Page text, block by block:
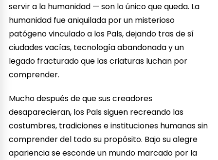
servir a la humanidad — son lo único que queda. La
humanidad fue aniquilada por un misterioso
patógeno vinculado a los Pals, dejando tras de sí
ciudades vacías, tecnología abandonada y un
legado fracturado que las criaturas luchan por
comprender.
Mucho después de que sus creadores
desaparecieran, los Pals siguen recreando las
costumbres, tradiciones e instituciones humanas sin
comprender del todo su propósito. Bajo su alegre
apariencia se esconde un mundo marcado por la